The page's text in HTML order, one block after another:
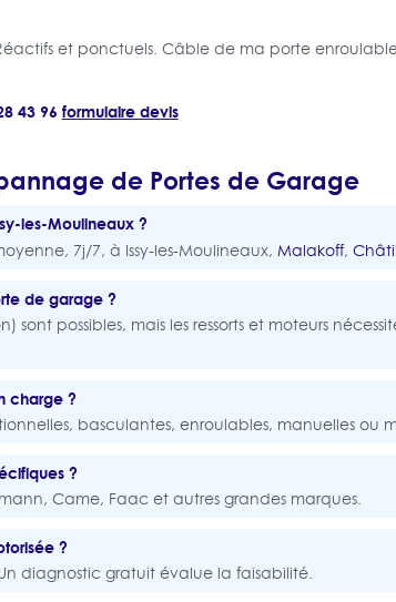
et ponctuels. Câble de ma porte
43 96 formulaire devis
de Portes de Garage
les-Moulineaux ?
7j/7, à Issy-les-Moulineaux, Malakoff,
de garage ?
sont possibles, mais les ressorts et moteurs
charge ?
basculantes, enroulables, manuelles ou
?
Came, Faac et autres grandes marques.
?
diagnostic gratuit évalue la faisabilité.